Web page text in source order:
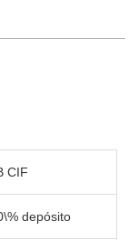
CIF
depósito